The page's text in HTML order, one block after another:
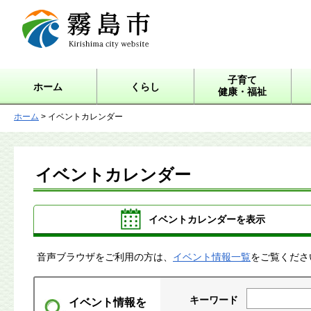
霧島市 Kirishima city
website
ホーム くらし
子育て
健康・福祉
ホーム > イベントカレンダー
イベントカレンダー
イベントカレンダーを表示
音声ブラウザをご利用の方は、 イベント情報一覧をご覧くだ
イベント情報を
キーワード